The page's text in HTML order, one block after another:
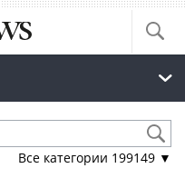
Все категории 199149 ▼